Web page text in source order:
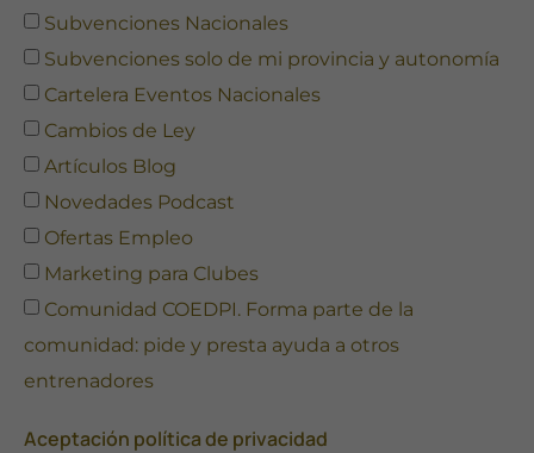
Subvenciones Nacionales
Subvenciones solo de mi provincia y autonomía
Cartelera Eventos Nacionales
Cambios de Ley
Artículos Blog
Novedades Podcast
Ofertas Empleo
Marketing para Clubes
Comunidad COEDPI. Forma parte de la
comunidad: pide y presta ayuda a otros
entrenadores
Aceptación política de privacidad